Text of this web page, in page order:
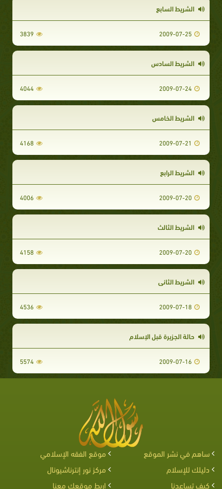
الشريط السابع
2009-07-25
3839
الشريط السادس
2009-07-24
4044
الشريط الخامس
2009-07-21
4168
الشريط الرابع
2009-07-20
4006
الشريط الثالث
2009-07-20
4158
الشريط الثاني
2009-07-18
4536
حالة الجزيرة قبل الإسلام
2009-07-16
5574
ساهم في نشر الموقع
موقع الفقه الإسلامي
دليلك للإسلام
مركز نور إنترناشيونال
كيف تساعدنا
اربط موقعك معنا